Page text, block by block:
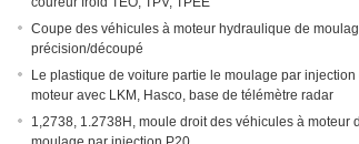
Coupe des véhicules à moteur hydraulique de
précision/découpé
Le plastique de voiture partie le moulage par
moteur avec LKM, Hasco, base de télémètre radar
1,2738, 1.2738H, moule droit des véhicules à moteur